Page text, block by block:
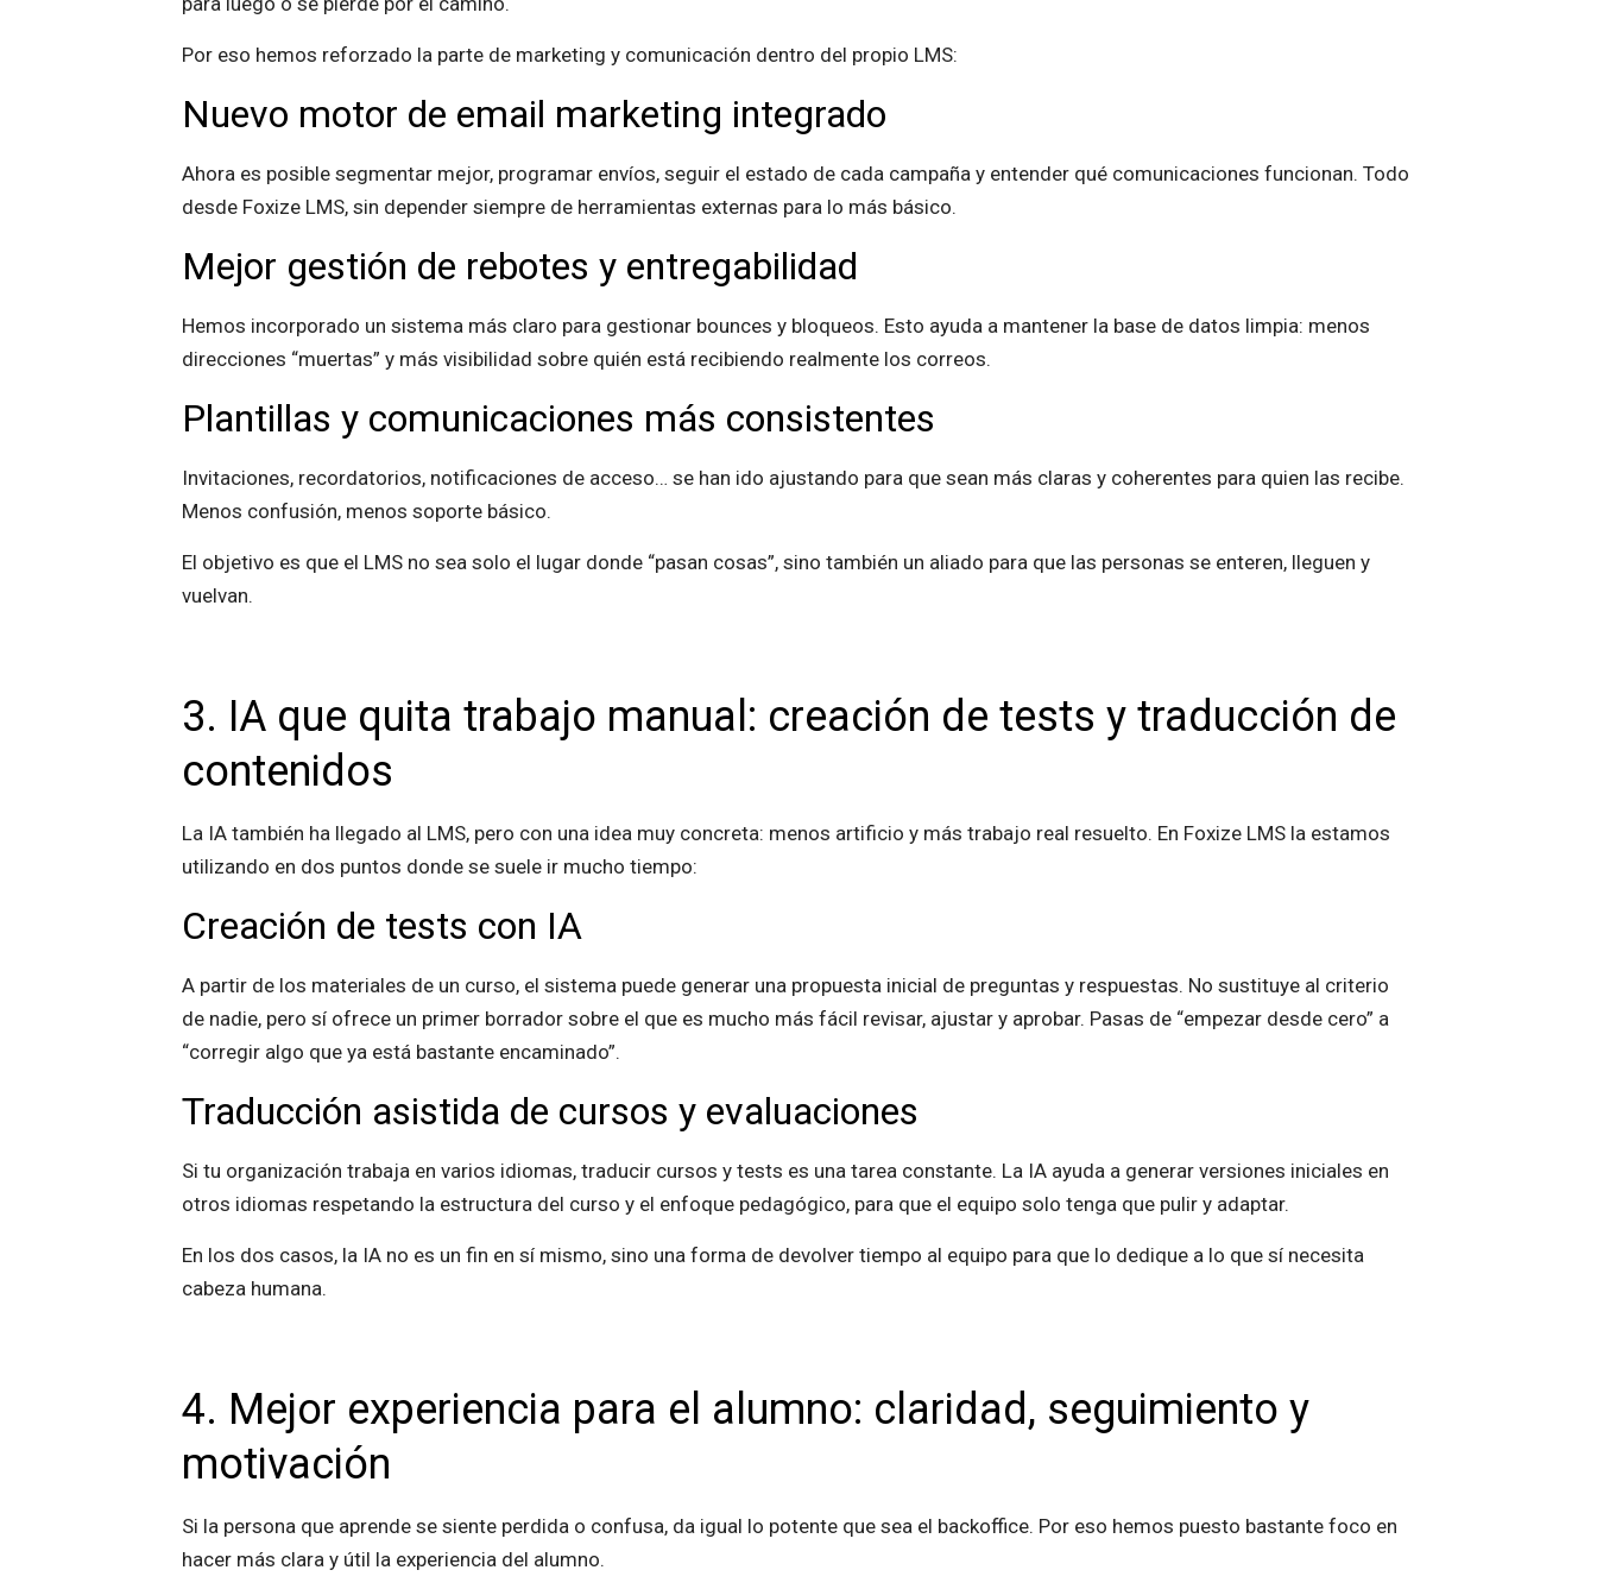
Por eso hemos reforzado la parte de marketing y comunicación dentro del propio LMS:
Nuevo motor de email marketing integrado
Ahora es posible segmentar mejor, programar envíos, seguir el estado de cada campaña y entender qué comunicaciones funcionan. Todo
desde Foxize LMS, sin depender siempre de herramientas externas para lo más básico.
Mejor gestión de rebotes y entregabilidad
Hemos incorporado un sistema más claro para gestionar bounces y bloqueos. Esto ayuda a mantener la base de datos limpia: menos
direcciones “muertas” y más visibilidad sobre quién está recibiendo realmente los correos.
Plantillas y comunicaciones más consistentes
Invitaciones, recordatorios, notificaciones de acceso… se han ido ajustando para que sean más claras y coherentes para quien las recibe.
Menos confusión, menos soporte básico.
El objetivo es que el LMS no sea solo el lugar donde “pasan cosas”, sino también un aliado para que las personas se enteren, lleguen y
vuelvan.
3. IA que quita trabajo manual: creación de tests y traducción de
contenidos
La IA también ha llegado al LMS, pero con una idea muy concreta: menos artificio y más trabajo real resuelto. En Foxize LMS la estamos
utilizando en dos puntos donde se suele ir mucho tiempo:
Creación de tests con IA
A partir de los materiales de un curso, el sistema puede generar una propuesta inicial de preguntas y respuestas. No sustituye al criterio
de nadie, pero sí ofrece un primer borrador sobre el que es mucho más fácil revisar, ajustar y aprobar. Pasas de “empezar desde cero” a
“corregir algo que ya está bastante encaminado”.
Traducción asistida de cursos y evaluaciones
Si tu organización trabaja en varios idiomas, traducir cursos y tests es una tarea constante. La IA ayuda a generar versiones iniciales en
otros idiomas respetando la estructura del curso y el enfoque pedagógico, para que el equipo solo tenga que pulir y adaptar.
En los dos casos, la IA no es un fin en sí mismo, sino una forma de devolver tiempo al equipo para que lo dedique a lo que sí necesita
cabeza humana.
4. Mejor experiencia para el alumno: claridad, seguimiento y
motivación
Si la persona que aprende se siente perdida o confusa, da igual lo potente que sea el backoffice. Por eso hemos puesto bastante foco en
hacer más clara y útil la experiencia del alumno.